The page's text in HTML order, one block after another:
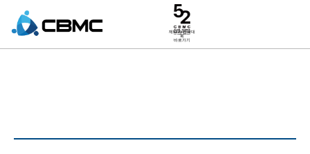
제52차 한국대
회
바로가기